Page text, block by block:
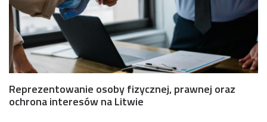
Reprezentowanie osoby fizycznej, prawnej oraz
ochrona interesów na Litwie